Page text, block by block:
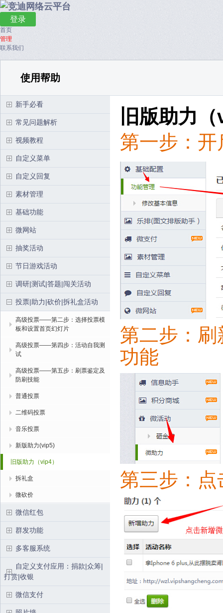
登录
首页
管理
联系我们
使用帮助
新手必看
常见问题解析
视频教程
自定义菜单
自定义回复
素材管理
基础功能
微网站
抽奖活动
节日游戏活动
调研|测试|答题|闯关活动
投票|助力|砍价|拆礼盒活动
高级投票——第二步：选择投票模
板和设置首页幻灯片
高级投票——第四步：活动自我测
试
高级投票——第五步：刷票鉴定及
防刷技能
普通投票
二维码投票
音乐投票
新版助力(vip5)
旧版助力（vip4）
拆礼盒
微砍价
微信红包
群发功能
多客服系统
自定义支付应用：捐款|众筹|
打赏|收银
微信支付
旧版助力
第一步：
第二步：
功能
第三步：